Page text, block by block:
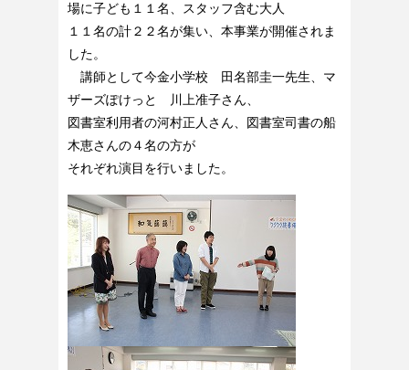
場に子ども１１名、スタッフ含む大人
１１名の計２２名が集い、本事業が開催されま
した。
講師として今金小学校 田名部圭一先生、マ
ザーズぽけっと 川上准子さん、
図書室利用者の河村正人さん、図書室司書の船
木恵さんの４名の方が
それぞれ演目を行いました。